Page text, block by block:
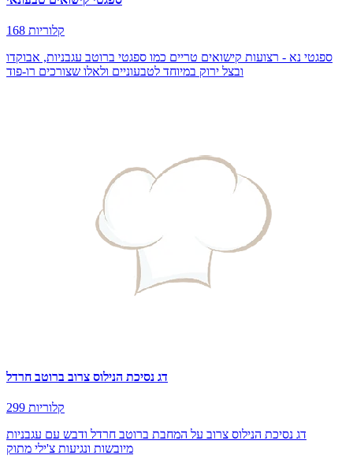
168 קלוריות
ספגטי נא - רצועות קישואים טריים כמו ספגטי ברוטב עגבניות, אבוקדו
ובצל ירוק במיוחד לטבעוניים ולאלו שצורכים רו-פוד
דג נסיכת הנילוס צרוב ברוטב חרדל
299 קלוריות
דג נסיכת הנילוס צרוב על המחבת ברוטב חרדל ודבש עם עגבניות
מיובשות ונגיעות צ'ילי מתוק